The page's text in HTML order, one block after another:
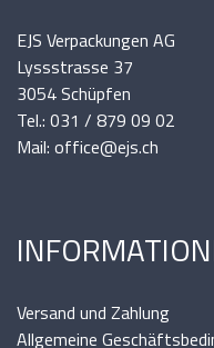
EJS Verpackungen AG
Lyssstrasse 37
3054 Schüpfen
Tel.: 031 / 879 09 02
Mail: office@ejs.ch
Versand und Zahlung
Allgemeine